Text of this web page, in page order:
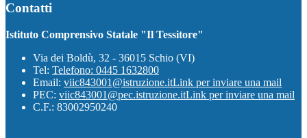
Contatti
Istituto Comprensivo Statale "Il Tessitore"
Via dei Boldù, 32 - 36015 Schio (VI)
Tel: Telefono: 0445 1632800
Email: viic843001@istruzione.itLink per inviare una mail
PEC: viic843001@pec.istruzione.itLink per inviare una mail
C.F.: 83002950240